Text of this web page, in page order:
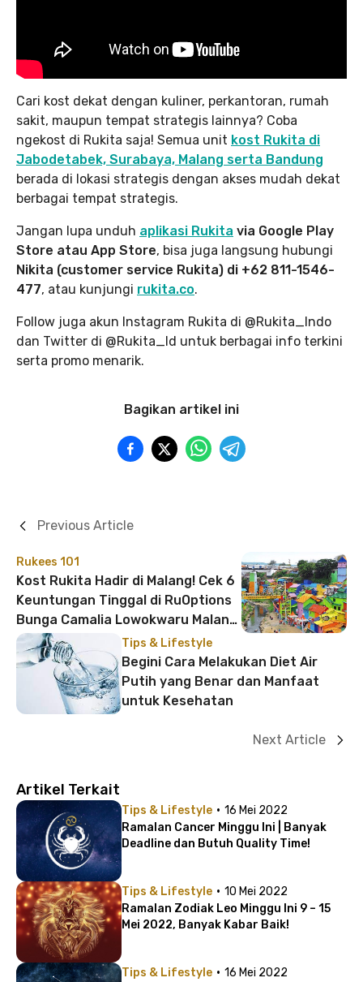
Cari kost dekat dengan kuliner, perkantoran, rumah
sakit, maupun tempat strategis lainnya? Coba
ngekost di Rukita saja! Semua unit kost Rukita di
Jabodetabek, Surabaya, Malang serta Bandung
berada di lokasi strategis dengan akses mudah dekat
berbagai tempat strategis.
Jangan lupa unduh aplikasi Rukita via Google Play
Store atau App Store, bisa juga langsung hubungi
Nikita (customer service Rukita) di +62 811-1546-
477, atau kunjungi rukita.co.
Follow juga akun Instagram Rukita di @Rukita_Indo
dan Twitter di @Rukita_Id untuk berbagai info terkini
serta promo menarik.
Bagikan artikel ini
Rukees 101
Kost Rukita Hadir di Malang! Cek 6
Keuntungan Tinggal di RuOptions
Bunga Camalia Lowokwaru Malang
Ini
Previous Article
Tips & Lifestyle
Begini Cara Melakukan Diet Air
Putih yang Benar dan Manfaat
untuk Kesehatan
Next Article
Artikel Terkait
Tips & Lifestyle · 16 Mei 2022
Ramalan Cancer Minggu Ini | Banyak
Deadline dan Butuh Quality Time!
Tips & Lifestyle · 10 Mei 2022
Ramalan Zodiak Leo Minggu Ini 9 – 15
Mei 2022, Banyak Kabar Baik!
Tips & Lifestyle · 16 Mei 2022